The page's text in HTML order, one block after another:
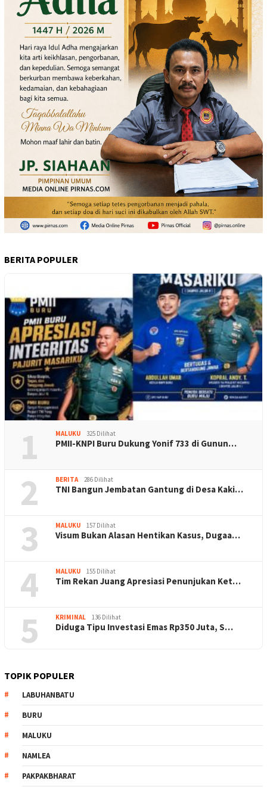
BERITA POPULER
1 MALUKU 325 Dilihat
PMII-KNPI Buru Dukung Yonif 733 di Gunun…
2 BERITA 286 Dilihat
TNI Bangun Jembatan Gantung di Desa Kaki…
3 MALUKU 157 Dilihat
Visum Bukan Alasan Hentikan Kasus, Dugaa…
4 MALUKU 155 Dilihat
Tim Rekan Juang Apresiasi Penunjukan Ket…
5 KRIMINAL 136 Dilihat
Diduga Tipu Investasi Emas Rp350 Juta, S…
TOPIK POPULER
LABUHANBATU
BURU
MALUKU
NAMLEA
PAKPAKBHARAT